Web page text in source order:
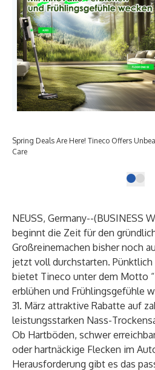
Spring Deals Are Here! Tineco Offers
Care
NEUSS, Germany--(BUSINESS
beginnt die Zeit für den
Großreinemachen bisher noch
jetzt voll durchstarten. Pünktlich
bietet Tineco unter dem Motto
erblühen und Frühlingsgefühle
31. März attraktive Rabatte auf
leistungsstarken Nass-
Ob Hartböden, schwer
oder hartnäckige Flecken im
Herausforderung gibt es das